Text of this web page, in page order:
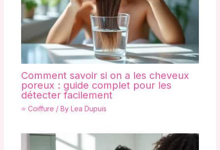
Comment savoir si on a les cheveux
poreux : guide complet pour les
détecter facilement
⭐ Coiffure / By Lea Dupuis